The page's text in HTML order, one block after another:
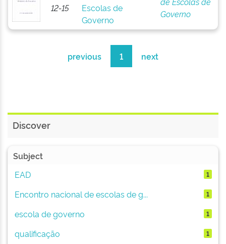
12-15
Escolas de
Governo
Governo
previous 1 next
Discover
Subject
EAD
1
Encontro nacional de escolas de g... 1
escola de governo 1
qualificação 1